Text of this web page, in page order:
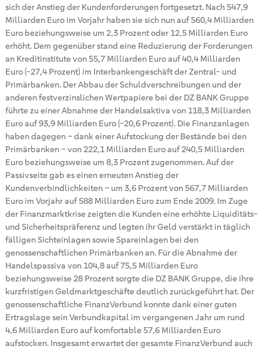
sich der Anstieg der Kundenforderungen fortgesetzt. Nach 547,9
Milliarden Euro im Vorjahr haben sie sich nun auf 560,4 Milliarden
Euro beziehungsweise um 2,3 Prozent oder 12,5 Milliarden Euro
erhöht. Dem gegenüber stand eine Reduzierung der Forderungen
an Kreditinstitute von 55,7 Milliarden Euro auf 40,4 Milliarden
Euro (-27,4 Prozent) im Interbankengeschäft der Zentral- und
Primärbanken. Der Abbau der Schuldverschreibungen und der
anderen festverzinslichen Wertpapiere bei der DZ BANK Gruppe
führte zu einer Abnahme der Handelsaktiva von 118,3 Milliarden
Euro auf 93,9 Milliarden Euro (-20,6 Prozent). Die Finanzanlagen
haben dagegen – dank einer Aufstockung der Bestände bei den
Primärbanken – von 222,1 Milliarden Euro auf 240,5 Milliarden
Euro beziehungsweise um 8,3 Prozent zugenommen. Auf der
Passivseite gab es einen erneuten Anstieg der
Kundenverbindlichkeiten – um 3,6 Prozent von 567,7 Milliarden
Euro im Vorjahr auf 588 Milliarden Euro zum Ende 2009. Im Zuge
der Finanzmarktkrise zeigten die Kunden eine erhöhte Liquiditäts-
und Sicherheitspräferenz und legten ihr Geld verstärkt in täglich
fälligen Sichteinlagen sowie Spareinlagen bei den
genossenschaftlichen Primärbanken an. Für die Abnahme der
Handelspassiva von 104,8 auf 75,5 Milliarden Euro
beziehungsweise 28 Prozent sorgte die DZ BANK Gruppe, die ihre
kurzfristigen Geldmarktgeschäfte deutlich zurückgeführt hat. Der
genossenschaftliche FinanzVerbund konnte dank einer guten
Ertragslage sein Verbundkapital im vergangenen Jahr um rund
4,6 Milliarden Euro auf komfortable 57,6 Milliarden Euro
aufstocken. Insgesamt erwartet der gesamte FinanzVerbund auch